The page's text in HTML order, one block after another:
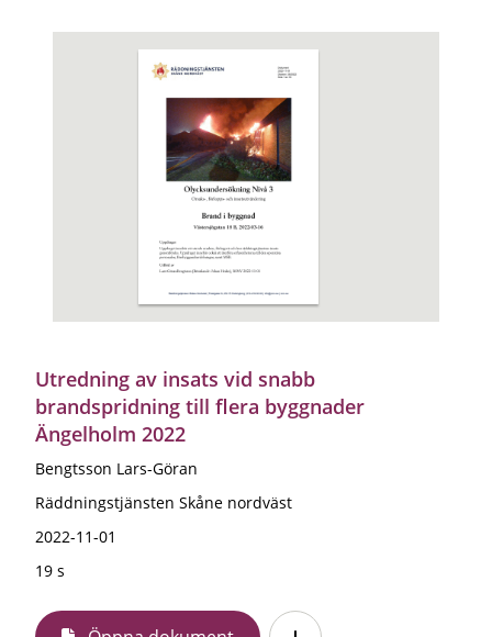
Utredning av insats vid snabb
brandspridning till flera byggnader
Ängelholm 2022
Bengtsson Lars-Göran
Räddningstjänsten Skåne nordväst
2022-11-01
19 s